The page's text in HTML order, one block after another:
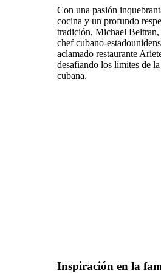
Con una pasión
cocina y un profundo
tradición, Michael Beltran,
chef cubano-
aclamado restaurante
desafiando los límites de
cubana.
Inspiración en la